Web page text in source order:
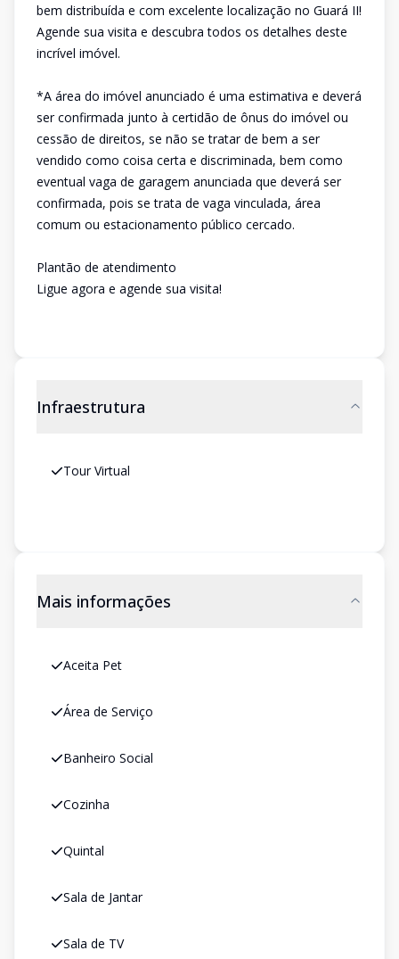
bem distribuída e com excelente localização no Guará II!
Agende sua visita e descubra todos os detalhes deste
incrível imóvel.
*A área do imóvel anunciado é uma estimativa e deverá
ser confirmada junto à certidão de ônus do imóvel ou
cessão de direitos, se não se tratar de bem a ser
vendido como coisa certa e discriminada, bem como
eventual vaga de garagem anunciada que deverá ser
confirmada, pois se trata de vaga vinculada, área
comum ou estacionamento público cercado.
Plantão de atendimento
Ligue agora e agende sua visita!
Infraestrutura
Tour Virtual
Mais informações
Aceita Pet
Área de Serviço
Banheiro Social
Cozinha
Quintal
Sala de Jantar
Sala de TV